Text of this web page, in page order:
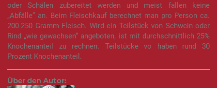
oder Schälen zubereitet werden und meist fallen keine
„Abfälle“ an. Beim Fleischkauf berechnet man pro Person ca.
200-250 Gramm Fleisch. Wird ein Teilstück von Schwein oder
Rind „wie gewachsen“ angeboten, ist mit durchschnittlich 25%
Knochenanteil zu rechnen. Teilstücke vo haben rund 30
Prozent Knochenanteil.
Über den Autor: